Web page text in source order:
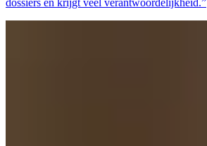
dossiers en krijgt veel verantwoordelijkheid.”